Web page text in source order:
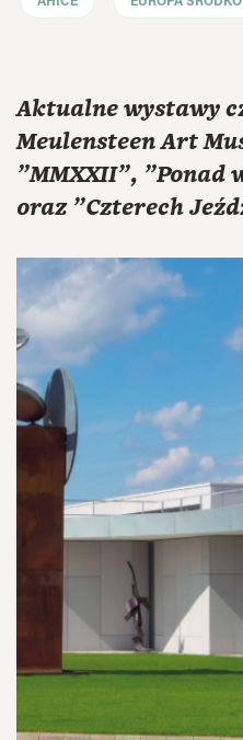
Aktualne wystawy
Meulensteen Art
"MMXXII",
oraz "Czterech